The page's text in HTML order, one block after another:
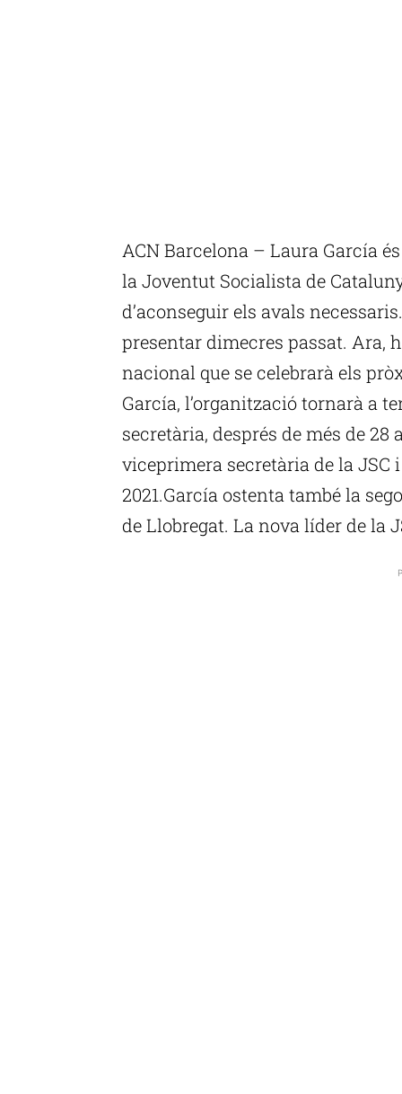
ACN Barcelona – Laura García
la Joventut Socialista de
d’aconseguir els avals
presentar dimecres passat. Ara,
nacional que se celebrarà els
García, l’organització tornarà a
secretària, després de més de
viceprimera secretària de la JSC
2021.García ostenta també la
de Llobregat. La nova líder de la